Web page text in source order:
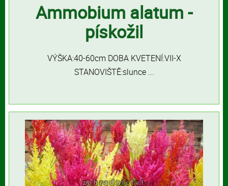
Ammobium alatum -
pískožil
VÝŠKA:40-60cm DOBA KVETENÍ:VII-X
STANOVIŠTĚ:slunce ...